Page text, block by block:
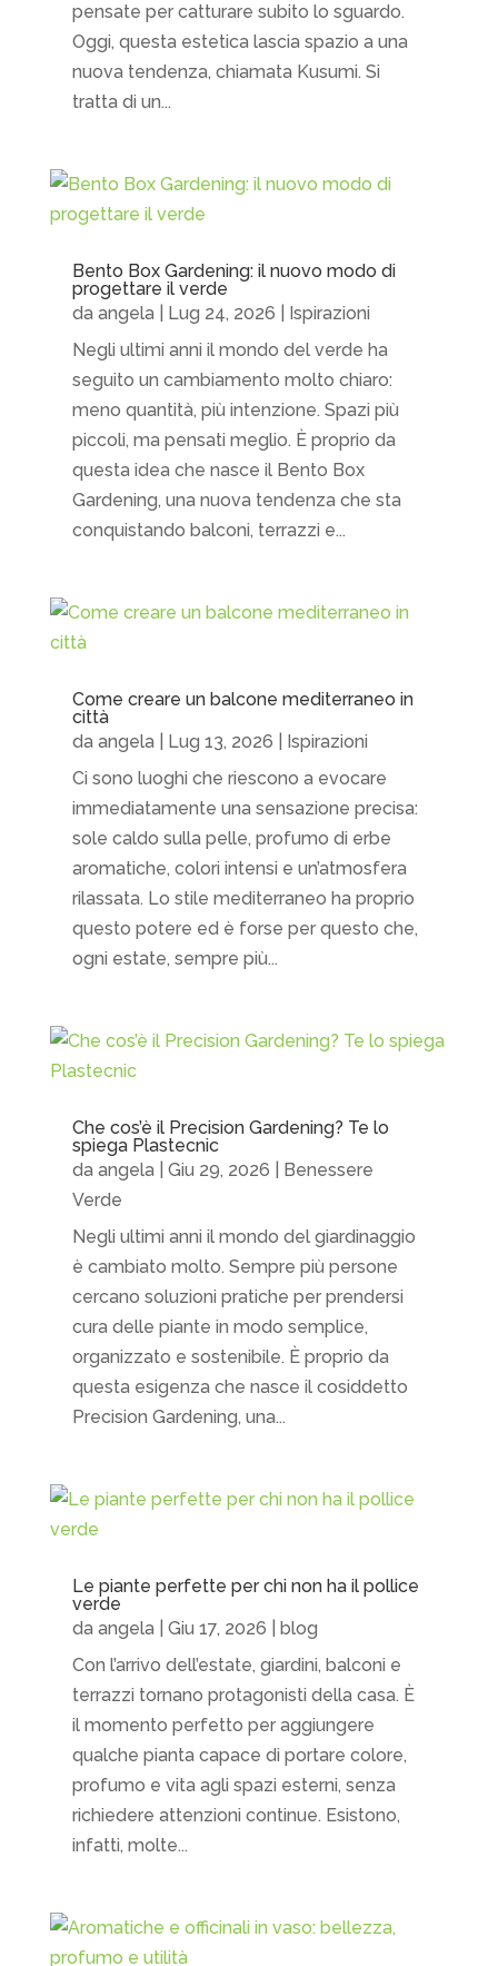
pensate per catturare subito lo sguardo.
Oggi, questa estetica lascia spazio a una
nuova tendenza, chiamata Kusumi. Si
tratta di un...
Bento Box Gardening: il nuovo modo di
progettare il verde
da angela| Lug 24, 2026
Ispirazioni
Negli ultimi anni il mondo del verde ha
seguito un cambiamento molto chiaro:
meno quantità, più intenzione. Spazi più
piccoli, ma pensati meglio. È proprio da
questa idea che nasce il Bento Box
Gardening, una nuova tendenza che sta
conquistando balconi, terrazzi e...
Come creare un balcone mediterraneo in
città
da angela| Lug 13, 2026
Ispirazioni
Ci sono luoghi che riescono a evocare
immediatamente una sensazione precisa:
sole caldo sulla pelle, profumo di erbe
aromatiche, colori intensi e un’atmosfera
rilassata. Lo stile mediterraneo ha proprio
questo potere ed è forse per questo che,
ogni estate, sempre più...
Che cos’è il Precision Gardening? Te lo
spiega Plastecnic
da angela| Giu 29, 2026
Benessere
Verde
Negli ultimi anni il mondo del giardinaggio
è cambiato molto. Sempre più persone
cercano soluzioni pratiche per prendersi
cura delle piante in modo semplice,
organizzato e sostenibile. È proprio da
questa esigenza che nasce il cosiddetto
Precision Gardening, una...
Le piante perfette per chi non ha il pollice
verde
da angela| Giu 17, 2026
blog
Con l’arrivo dell’estate, giardini, balconi e
terrazzi tornano protagonisti della casa. È
il momento perfetto per aggiungere
qualche pianta capace di portare colore,
profumo e vita agli spazi esterni, senza
richiedere attenzioni continue. Esistono,
infatti, molte...